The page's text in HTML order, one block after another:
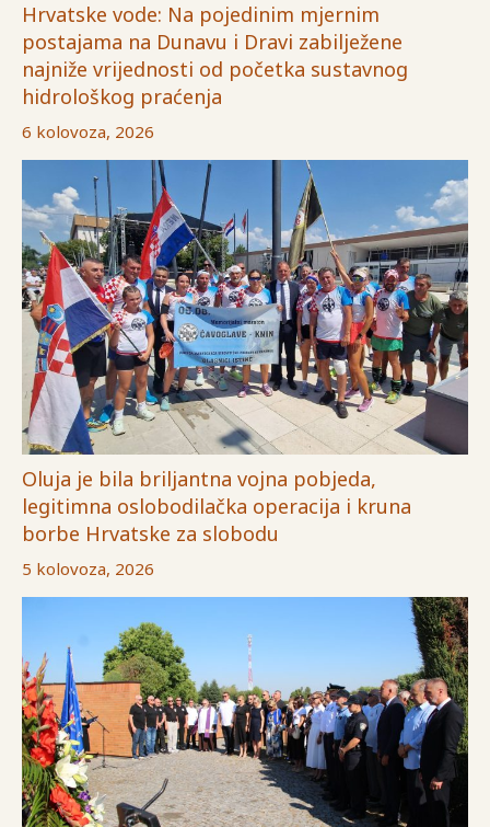
Hrvatske vode: Na pojedinim mjernim
postajama na Dunavu i Dravi zabilježene
najniže vrijednosti od početka sustavnog
hidrološkog praćenja
6 kolovoza, 2026
Oluja je bila briljantna vojna pobjeda,
legitimna oslobodilačka operacija i kruna
borbe Hrvatske za slobodu
5 kolovoza, 2026